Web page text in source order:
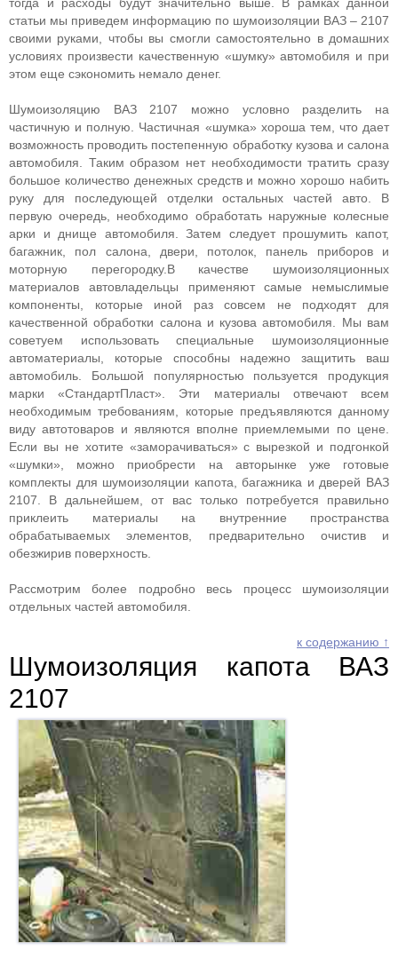
статьи мы приведем информацию по шумоизоляции ВАЗ – 2107
своими руками, чтобы вы смогли самостоятельно в домашних
условиях произвести качественную «шумку» автомобиля и при
этом еще сэкономить немало денег.
Шумоизоляцию ВАЗ 2107 можно условно разделить на
частичную и полную. Частичная «шумка» хороша тем, что дает
возможность проводить постепенную обработку кузова и салона
автомобиля. Таким образом нет необходимости тратить сразу
большое количество денежных средств и можно хорошо набить
руку для последующей отделки остальных частей авто. В
первую очередь, необходимо обработать наружные колесные
арки и днище автомобиля. Затем следует прошумить капот,
багажник, пол салона, двери, потолок, панель приборов и
моторную перегородку.В качестве шумоизоляционных
материалов автовладельцы применяют самые немыслимые
компоненты, которые иной раз совсем не подходят для
качественной обработки салона и кузова автомобиля. Мы вам
советуем использовать специальные шумоизоляционные
автоматериалы, которые способны надежно защитить ваш
автомобиль. Большой популярностью пользуется продукция
марки «СтандартПласт». Эти материалы отвечают всем
необходимым требованиям, которые предъявляются данному
виду автотоваров и являются вполне приемлемыми по цене.
Если вы не хотите «заморачиваться» с вырезкой и подгонкой
«шумки», можно приобрести на авторынке уже готовые
комплекты для шумоизоляции капота, багажника и дверей ВАЗ
2107. В дальнейшем, от вас только потребуется правильно
приклеить материалы на внутренние пространства
обрабатываемых элементов, предварительно очистив и
обезжирив поверхность.
Рассмотрим более подробно весь процесс шумоизоляции
отдельных частей автомобиля.
к содержанию ↑
Шумоизоляция капота ВАЗ
2107